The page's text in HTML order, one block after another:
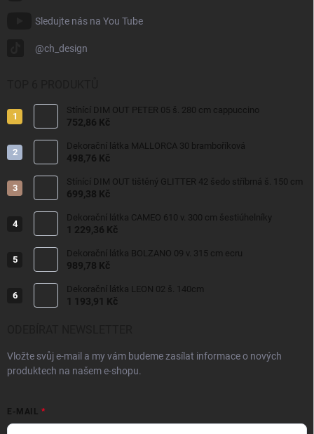
Sledujte nás na You Tube
@ch_design
Stínící DIM OUT PETER 05 š. 280 cm cappuccino
752,86 Kč
Dekorační látka MALLORCA 30 bramboříková
498,76 Kč
Stínící DIM OUT tištěný GLITTER 42 šedo stříbrná š. 150 cm
699,38 Kč
Dekorační látka CAMEO 610 v. 300 cm šestiúhelníky
1 229,36 Kč
Dekorační látka BOLZANO 09 v. 315 cm ecru
989,78 Kč
Dekorační látka LEON 02 š. 140cm
1 193,91 Kč
Vložte svůj e-mail a my vám budeme zasílat informace o nových
produktech na našem e-shopu.
E-MAIL